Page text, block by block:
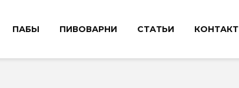
ПАБЫ ПИВОВАРНИ СТАТЬИ КОНТАКТ